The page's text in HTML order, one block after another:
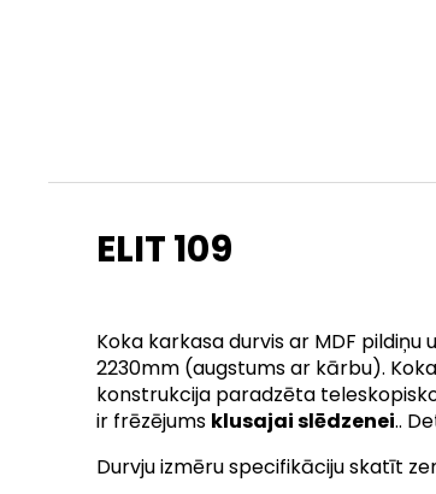
ELIT 109
Koka karkasa durvis ar MDF
2230mm (augstums ar kārbu).
konstrukcija paradzēta
ir frēzējums klusajai slēdzenei..
Durvju izmēru specifikāciju skatīt